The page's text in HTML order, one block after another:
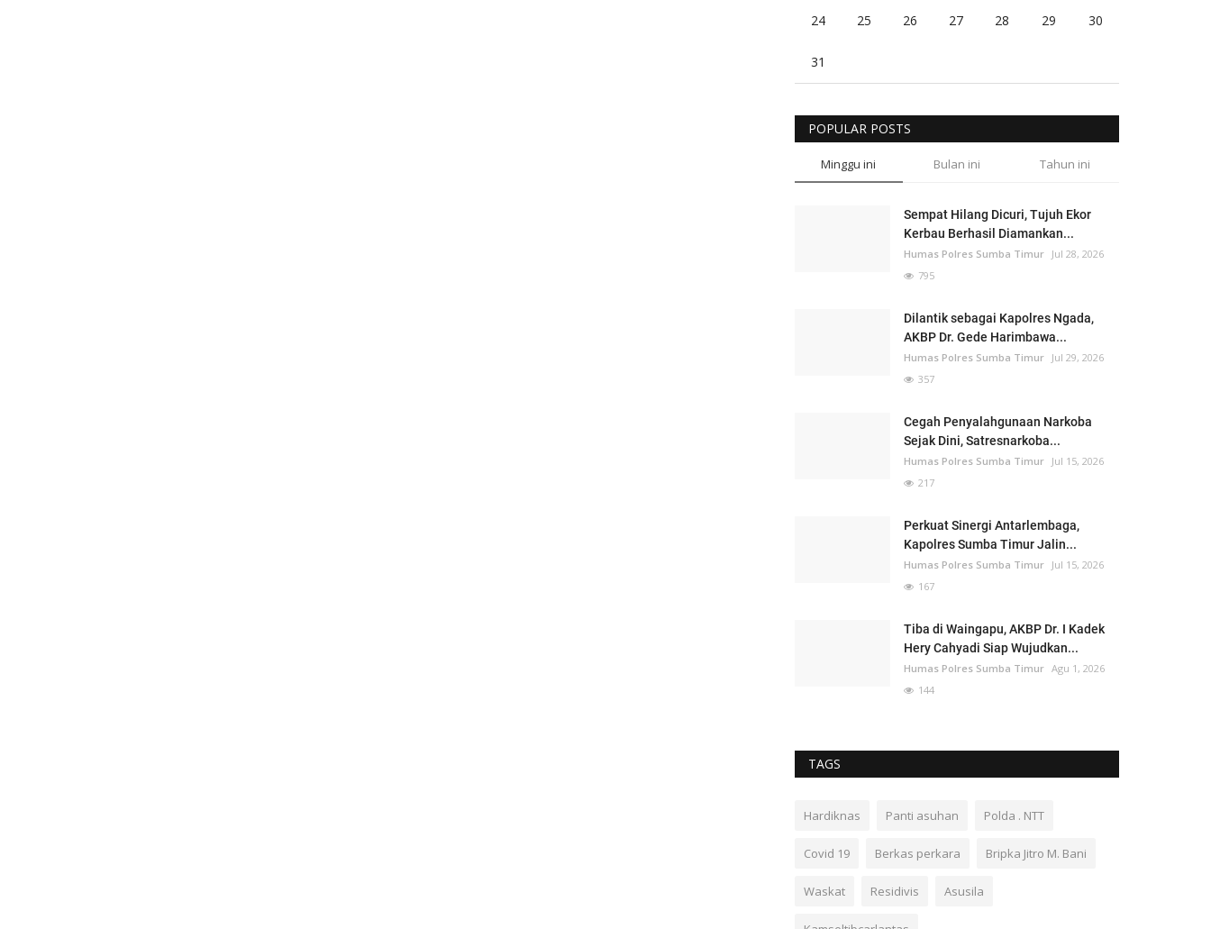
24 25 26 27 28 29 30
31
POPULAR POSTS
Minggu ini Bulan ini Tahun ini
Sempat Hilang Dicuri, Tujuh Ekor
Kerbau Berhasil Diamankan...
Humas Polres Sumba Timur Jul 28, 2026
795
Dilantik sebagai Kapolres Ngada,
AKBP Dr. Gede Harimbawa...
Humas Polres Sumba Timur Jul 29, 2026
357
Cegah Penyalahgunaan Narkoba
Sejak Dini, Satresnarkoba...
Humas Polres Sumba Timur Jul 15, 2026
217
Perkuat Sinergi Antarlembaga,
Kapolres Sumba Timur Jalin...
Humas Polres Sumba Timur Jul 15, 2026
167
Tiba di Waingapu, AKBP Dr. I Kadek
Hery Cahyadi Siap Wujudkan...
Humas Polres Sumba Timur Agu 1, 2026
144
TAGS
Hardiknas Panti asuhan Polda . NTT
Covid 19 Berkas perkara Bripka Jitro M. Bani
Waskat Residivis Asusila